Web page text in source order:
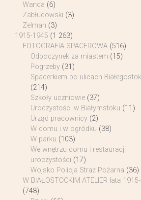
Wanda (6)
Zabłudowski (3)
Zelman (3)
1915-1945 (1 263)
FOTOGRAFIA SPACEROWA (516)
Odpoczynek za miastem (15)
Pogrzeby (31)
Spacerkiem po ulicach
(214)
Szkoły uczniowie (37)
Uroczystości w Białymstoku (11)
Urząd pracownicy (2)
W domu i w ogródku (38)
W parku (103)
We wnętrzu domu i restauracji
uroczystości (17)
Wojsko Policja Straż Pożarna (36)
W BIAŁOSTOCKIM ATELIER lata
(748)